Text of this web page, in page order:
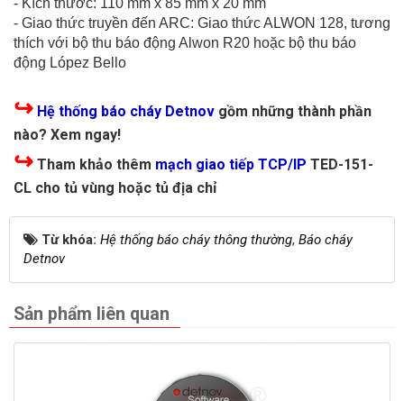
- Kích thước: 110 mm x 85 mm x 20 mm
- Giao thức truyền đến ARC: Giao thức ALWON 128, tương
thích với bộ thu báo động Alwon R20 hoặc bộ thu báo
động López Bello
↪ Hệ thống báo cháy Detnov gồm những thành phần
nào? Xem ngay!
↪ Tham khảo thêm mạch giao tiếp TCP/IP TED-151-
CL cho tủ vùng hoặc tủ địa chỉ
Từ khóa: Hệ thống báo cháy thông thường, Báo cháy
Detnov
Sản phẩm liên quan